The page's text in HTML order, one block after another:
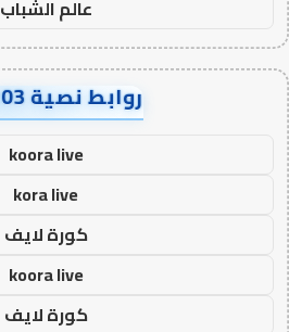
عالم الشباب
روابط نصية AA4203
koora live
kora live
كورة لايف
koora live
كورة لايف